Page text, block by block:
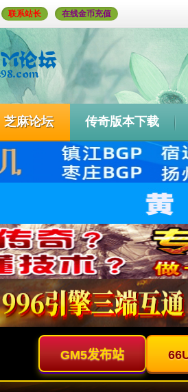
联系站长 在线金币充值
芝麻论坛 传奇版本下载